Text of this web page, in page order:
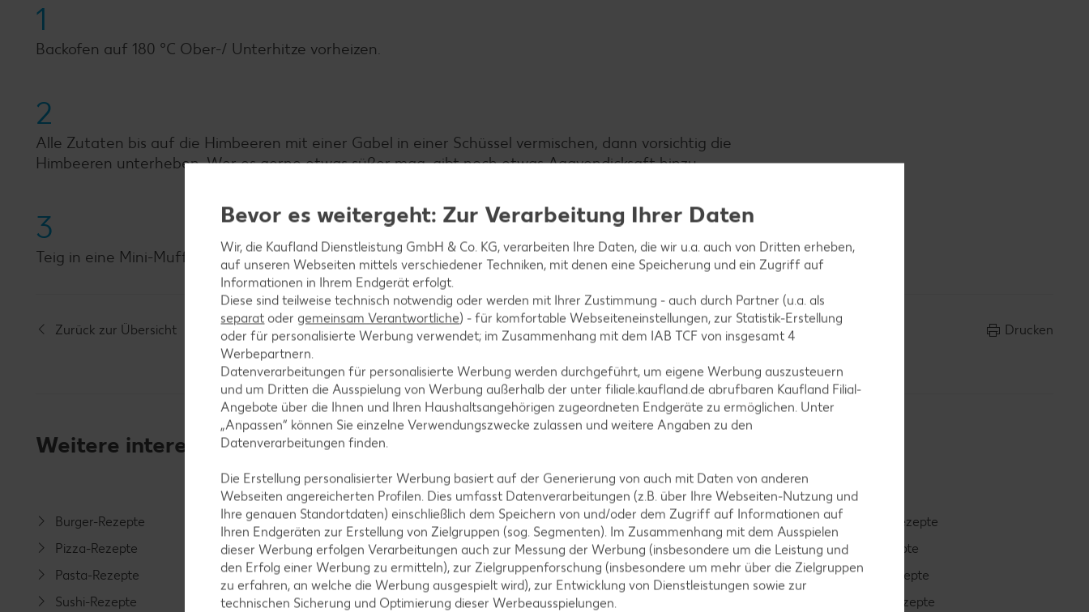
1
Backofen auf 180 °C Ober-/ Unterhitze vorheizen.
2
Alle Zutaten bis auf die Himbeeren mit einer Gabel in einer Schüssel vermischen, dann vorsichtig die
Himbeeren unterheben. Wer es gerne etwas süßer mag, gibt noch etwas Agavendicksaft hinzu.
3
Teig in eine Mini-Muffin-Form füllen und Muffins circa 15 Minuten backen.
Zurück zur Übersicht Drucken
Weitere interessante Rezeptkategorien
Burger-Rezepte
Pizza-Rezepte
Pasta-Rezepte
Sushi-Rezepte
Salat-Rezepte
Spargel-Rezepte
Fleisch-Rezepte
Fisch-Rezepte
Muffin-Rezepte
Apfelkuchen-Rezepte
Schokokuchen-Rezepte
Torten-Rezepte
Smoothie-Rezepte
Bowle-Rezepte
Cocktail-Rezepte
Avocado-Rezepte
Bevor es weitergeht: Zur Verarbeitung Ihrer Daten
Wir, die Kaufland Dienstleistung GmbH & Co. KG, verarbeiten Ihre Daten, die wir u.a. auch von Dritten erheben,
auf unseren Webseiten mittels verschiedener Techniken, mit denen eine Speicherung und ein Zugriff auf
Informationen in Ihrem Endgerät erfolgt.
Diese sind teilweise technisch notwendig oder werden mit Ihrer Zustimmung - auch durch Partner (u.a. als
separat oder gemeinsam Verantwortliche) - für komfortable Webseiteneinstellungen, zur Statistik-Erstellung
oder für personalisierte Werbung verwendet; im Zusammenhang mit dem IAB TCF von insgesamt4
Werbepartnern.
Datenverarbeitungen für personalisierte Werbung werden durchgeführt, um eigene Werbung auszusteuern
und um Dritten die Ausspielung von Werbung außerhalb der unter filiale.kaufland.de abrufbaren Kaufland Filial-
Angebote über die Ihnen und Ihren Haushaltsangehörigen zugeordneten Endgeräte zu ermöglichen. Unter
„Anpassen“ können Sie einzelne Verwendungszwecke zulassen und weitere Angaben zu den
Datenverarbeitungen finden.
Die Erstellung personalisierter Werbung basiert auf der Generierung von auch mit Daten von anderen
Webseiten angereicherten Profilen. Dies umfasst Datenverarbeitungen (z.B. über Ihre Webseiten-Nutzung und
Ihre genauen Standortdaten) einschließlich dem Speichern von und/oder dem Zugriff auf Informationen auf
Ihren Endgeräten zur Erstellung von Zielgruppen (sog. Segmenten). Im Zusammenhang mit dem Ausspielen
dieser Werbung erfolgen Verarbeitungen auch zur Messung der Werbung (insbesondere um die Leistung und
den Erfolg einer Werbung zu ermitteln), zur Zielgruppenforschung (insbesondere um mehr über die Zielgruppen
zu erfahren, an welche die Werbung ausgespielt wird), zur Entwicklung von Dienstleistungen sowie zur
technischen Sicherung und Optimierung dieser Werbeausspielungen.